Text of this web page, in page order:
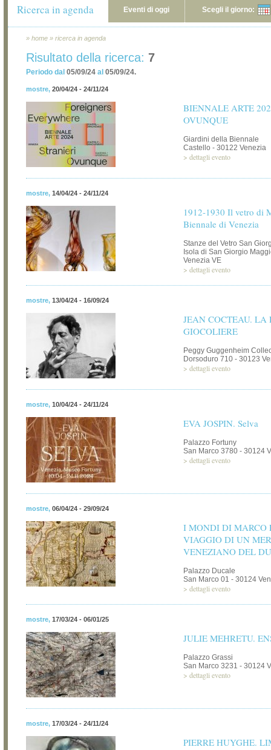
Ricerca in agenda Eventi di oggi Scegli il giorno:
» home » ricerca in agenda
Risultato della ricerca: 7
Periodo dal 05/09/24 al 05/09/24.
mostre, 20/04/24 - 24/11/24
BIENNALE ARTE
OVUNQUE
Giardini della Biennale
Castello - 30122 Venezia
> dettagli evento
mostre, 14/04/24 - 24/11/24
1912-1930 Il vetro di
Biennale di Venezia
Stanze del Vetro San
Isola di San Giorgio
Venezia VE
> dettagli evento
mostre, 13/04/24 - 16/09/24
JEAN COCTEAU.
GIOCOLIERE
Peggy Guggenheim
Dorsoduro 710 - 30123
> dettagli evento
mostre, 10/04/24 - 24/11/24
EVA JOSPIN. Selva
Palazzo Fortuny
San Marco 3780 - 30124
> dettagli evento
mostre, 06/04/24 - 29/09/24
I MONDI DI MARCO
VIAGGIO DI UN
VENEZIANO DEL
Palazzo Ducale
San Marco 01 - 30124
> dettagli evento
mostre, 17/03/24 - 06/01/25
JULIE MEHRETU.
Palazzo Grassi
San Marco 3231 - 30124
> dettagli evento
mostre, 17/03/24 - 24/11/24
PIERRE HUYGHE.